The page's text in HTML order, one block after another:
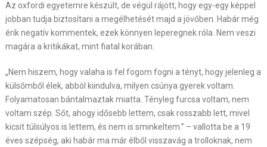
Az oxfordi egyetemre készült, de végül rájött, hogy egy-egy képpel
jobban tudja biztosítani a megélhetését majd a jövőben. Habár még
érik negatív kommentek, ezek könnyen leperegnek róla. Nem veszi
magára a kritikákat, mint fiatal korában.
„Nem hiszem, hogy valaha is fel fogom fogni a tényt, hogy jelenleg a
külsőmből élek, abból kiindulva, milyen csúnya gyerek voltam.
Folyamatosan bántalmaztak miatta. Tényleg furcsa voltam, nem
voltam szép. Sőt, ahogy idősebb lettem, csak rosszabb lett, mivel
kicsit túlsúlyos is lettem, és nem is sminkeltem.” – vallotta be a 19
éves szépség, aki habár ma már élből visszavág a trolloknak, nem